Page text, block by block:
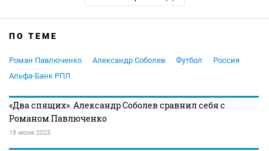
ПО ТЕМЕ
Роман Павлюченко Александр Соболев Футбол
Россия
Альфа-Банк РПЛ
«Два спящих». Александр Соболев сравнил себя с
Романом Павлюченко
18 июня 2023